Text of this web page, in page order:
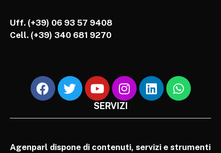
Uff. (+39) 06 93 57 9408
Cell. (+39) 340 681 9270
SERVIZI
Agenparl dispone di contenuti, servizi e strumenti